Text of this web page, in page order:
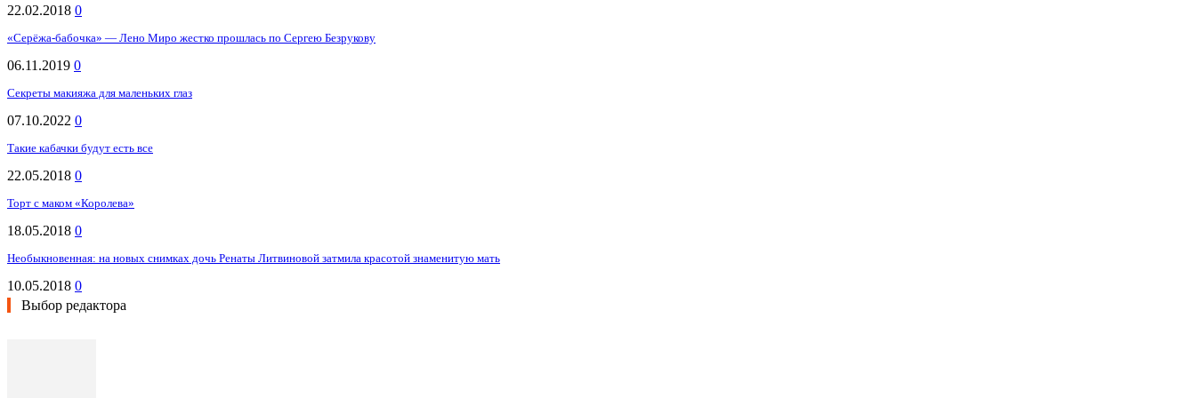
22.02.2018 0
«Серёжа-бабочка» — Лено Миро жестко прошлась по Сергею Безрукову
06.11.2019 0
Секреты макияжа для маленьких глаз
07.10.2022 0
Такие кабачки будут есть все
22.05.2018 0
Торт с маком «Королева»
18.05.2018 0
Необыкновенная: на новых снимках дочь Ренаты Литвиновой затмила красотой знаменитую мать
10.05.2018 0
Выбор редактора